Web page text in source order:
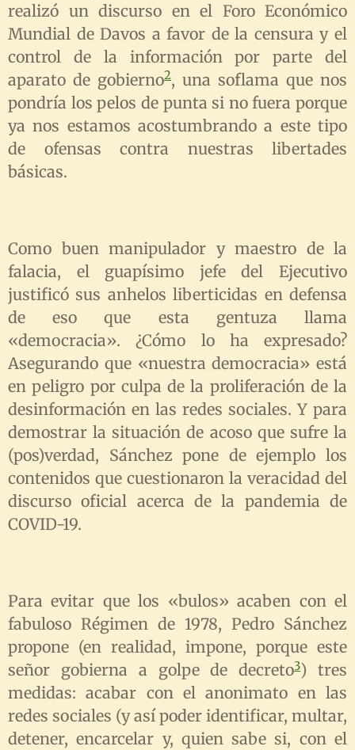
realizó un discurso en el Foro Económico
Mundial de Davos a favor de la censura y el
control de la información por parte del
aparato de gobierno2, una soflama que nos
pondría los pelos de punta si no fuera porque
ya nos estamos acostumbrando a este tipo
de ofensas contra nuestras libertades
básicas.
Como buen manipulador y maestro de la
falacia, el guapísimo jefe del Ejecutivo
justificó sus anhelos liberticidas en defensa
de eso que esta gentuza llama
«democracia». ¿Cómo lo ha expresado?
Asegurando que «nuestra democracia» está
en peligro por culpa de la proliferación de la
desinformación en las redes sociales. Y para
demostrar la situación de acoso que sufre la
(pos)verdad, Sánchez pone de ejemplo los
contenidos que cuestionaron la veracidad del
discurso oficial acerca de la pandemia de
COVID-19.
Para evitar que los «bulos» acaben con el
fabuloso Régimen de 1978, Pedro Sánchez
propone (en realidad, impone, porque este
señor gobierna a golpe de decreto3) tres
medidas: acabar con el anonimato en las
redes sociales (y así poder identificar, multar,
detener, encarcelar y, quien sabe si, con el